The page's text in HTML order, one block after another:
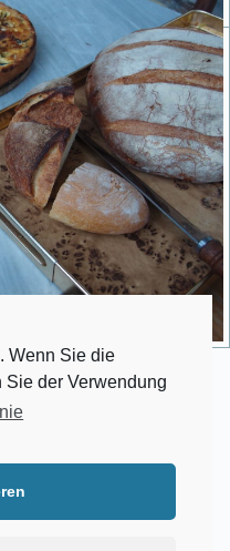
Wenn Sie die
Sie der Verwendung
Herkunft der Gerichte,
mit der leckeren
großen Liebe...